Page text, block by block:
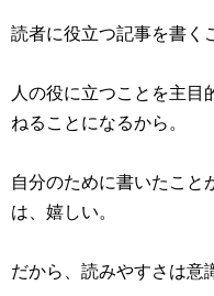
読者に役立つ記事を書く
人の役に立つことを主目
ねることになるから。
自分のために書いたこと
は、嬉しい。
だから、読みやすさは意